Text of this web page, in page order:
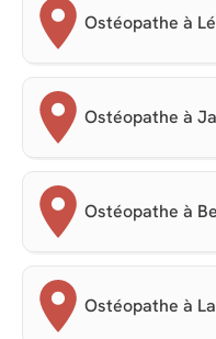
Ostéopathe à
Ostéopathe à
Ostéopathe à
Ostéopathe à